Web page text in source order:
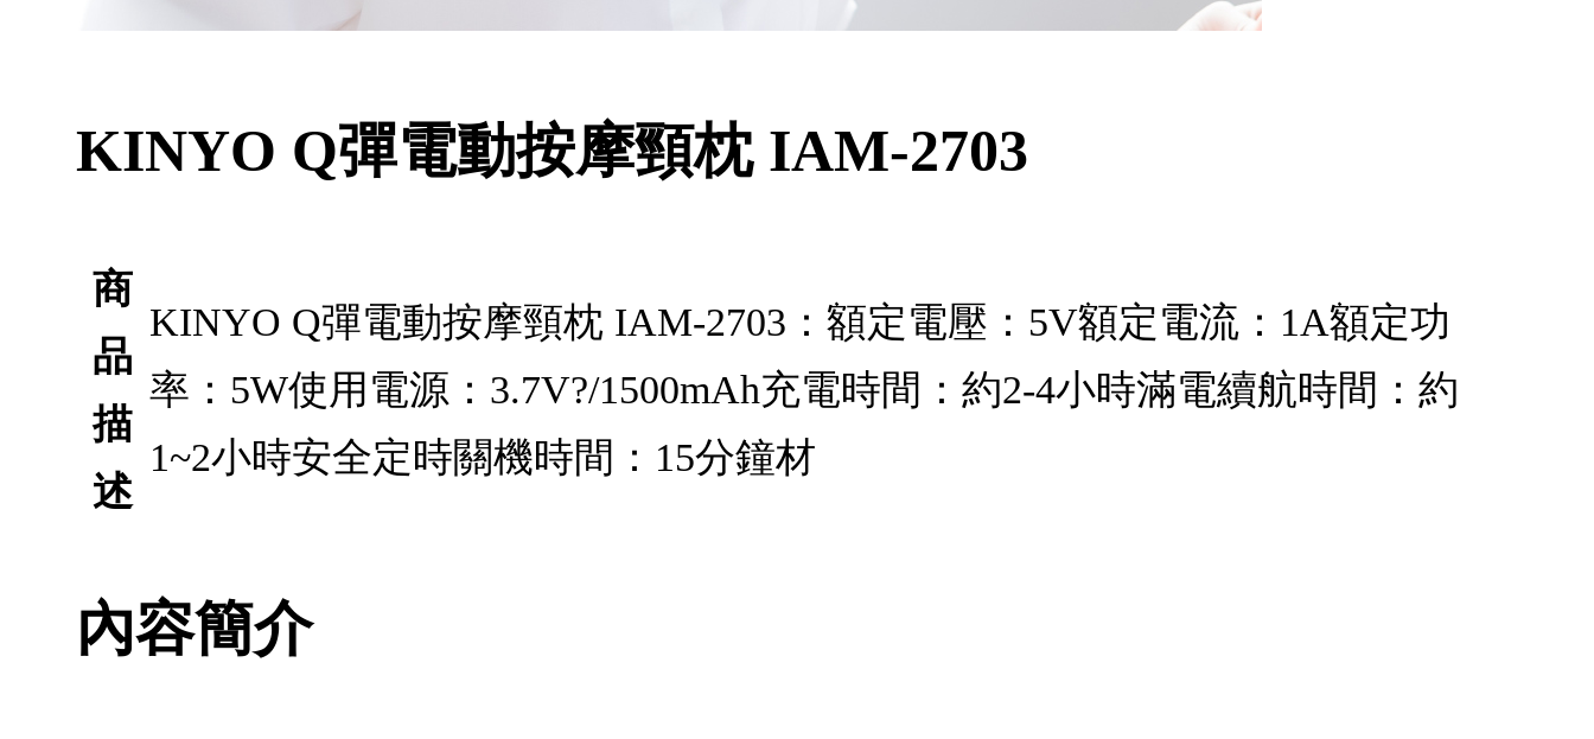
KINYO Q彈電動按摩頸枕 IAM-2703
商
品
描
述
KINYO Q彈電動按摩頸枕 IAM-2703：額定電壓：5V額定電流：1A額定功
率：5W使用電源：3.7V?/1500mAh充電時間：約2-4小時滿電續航時間：約
1~2小時安全定時關機時間：15分鐘材
內容簡介